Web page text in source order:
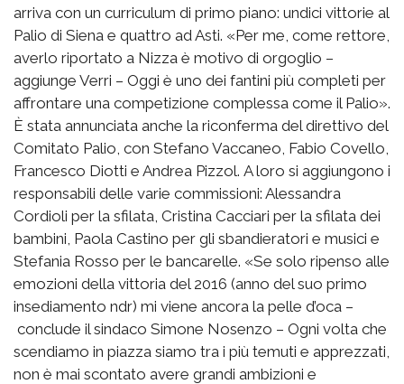
arriva con un curriculum di primo piano: undici vittorie al
Palio di Siena e quattro ad Asti. «Per me, come rettore,
averlo riportato a Nizza è motivo di orgoglio –
aggiunge Verri – Oggi è uno dei fantini più completi per
affrontare una competizione complessa come il Palio».
È stata annunciata anche la riconferma del direttivo del
Comitato Palio, con Stefano Vaccaneo, Fabio Covello,
Francesco Diotti e Andrea Pizzol. A loro si aggiungono i
responsabili delle varie commissioni: Alessandra
Cordioli per la sfilata, Cristina Cacciari per la sfilata dei
bambini, Paola Castino per gli sbandieratori e musici e
Stefania Rosso per le bancarelle. «Se solo ripenso alle
emozioni della vittoria del 2016 (anno del suo primo
insediamento ndr) mi viene ancora la pelle d’oca –
conclude il sindaco Simone Nosenzo – Ogni volta che
scendiamo in piazza siamo tra i più temuti e apprezzati,
non è mai scontato avere grandi ambizioni e